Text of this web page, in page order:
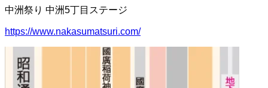
中洲祭り 中洲5丁目ステージ
https://www.nakasumatsuri.com/